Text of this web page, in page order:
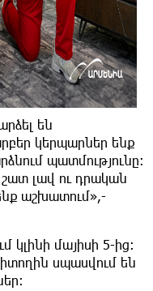
են
կերպարներ ենք
պատմությունը:
լավ ու դրական
աշխատում»,-
կլինի մայիսի 5-ից։
սպասվում են